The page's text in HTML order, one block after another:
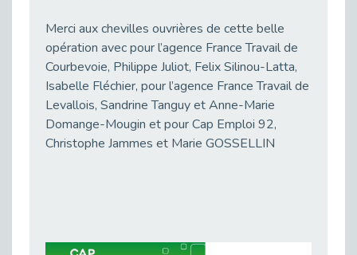
DOETH 2025: Fin de l'écrêtement
Publié le 24/03/2026
Déclarer son handicap à son employeur : un levier professionnel ?
Publié le 23/03/2026
Le silence, l’autre face du recrutement : un appel au respect des candidats.
Publié le 23/03/2026
Merci aux chevilles ouvrières de cette belle
opération avec pour l’agence France Travail de
Courbevoie, Philippe Juliot, Felix Silinou-Latta,
Isabelle Fléchier, pour l’agence France Travail de
Levallois, Sandrine Tanguy et Anne-Marie
Domange-Mougin et pour Cap Emploi 92,
Christophe Jammes et Marie GOSSELLIN